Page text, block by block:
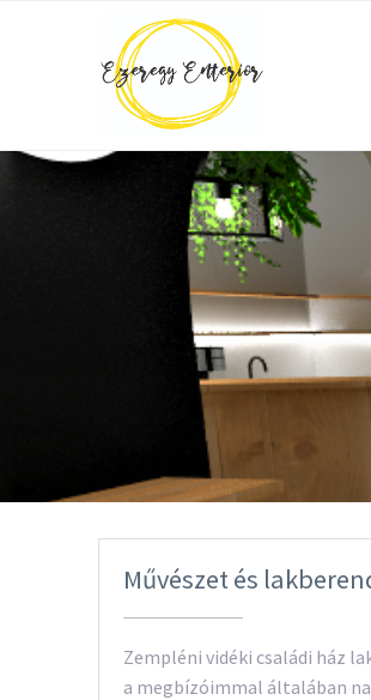
Művészet és
Zempléni vidéki családi ház
a megbízóimmal általában